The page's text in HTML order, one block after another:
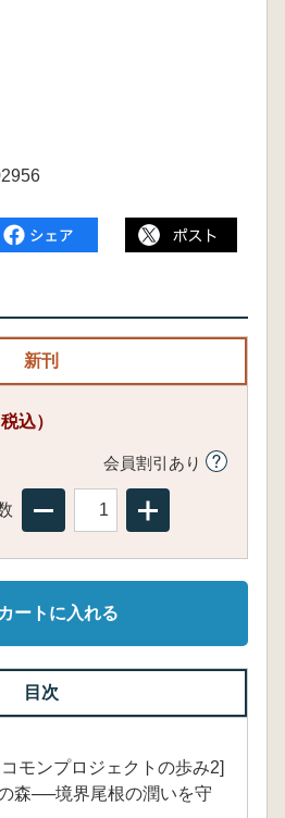
新刊
税込）
会員割引あり
カートに入れる
目次
モンプロジェクトの歩み2]
森──境界尾根の潤いを守